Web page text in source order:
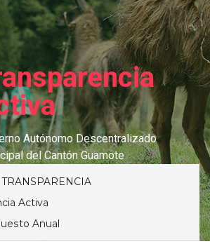
Autónomo Descentralizado
del Cantón Guamote
TRANSPARENCIA
Activa
Anual